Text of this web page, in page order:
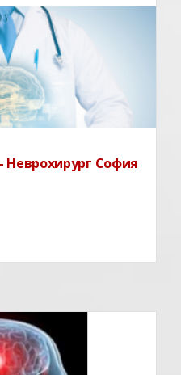
Неврохирург София